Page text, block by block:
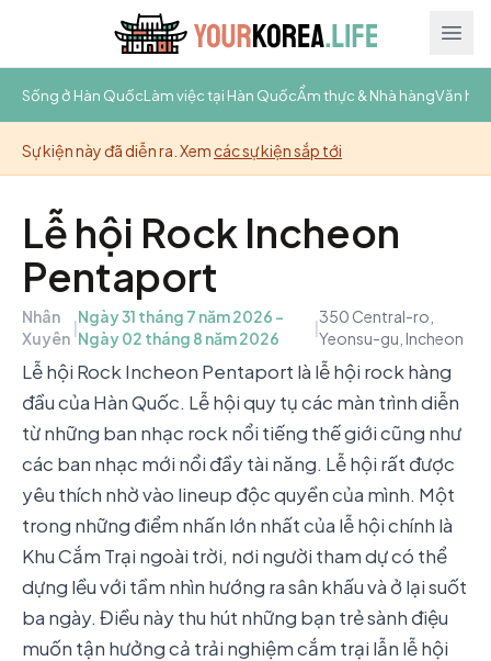
Sống ở Hàn QuốcLàm việc tại Hàn QuốcẨm thực & Nhà hàngVăn
Sự kiện này đã diễn ra. Xem các sự kiện sắp tới
Lễ hội Rock Incheon
Pentaport
Nhân
Xuyên
|
Ngày 31 tháng 7 năm 2026 –
Ngày 02 tháng 8 năm 2026
|
350 Central-ro,
Yeonsu-gu, Incheon
Lễ hội Rock Incheon Pentaport là lễ hội rock hàng
đầu của Hàn Quốc. Lễ hội quy tụ các màn trình diễn
từ những ban nhạc rock nổi tiếng thế giới cũng như
các ban nhạc mới nổi đầy tài năng. Lễ hội rất được
yêu thích nhờ vào lineup độc quyền của mình. Một
trong những điểm nhấn lớn nhất của lễ hội chính là
Khu Cắm Trại ngoài trời, nơi người tham dự có thể
dựng lều với tầm nhìn hướng ra sân khấu và ở lại suốt
ba ngày. Điều này thu hút những bạn trẻ sành điệu
muốn tận hưởng cả trải nghiệm cắm trại lẫn lễ hội